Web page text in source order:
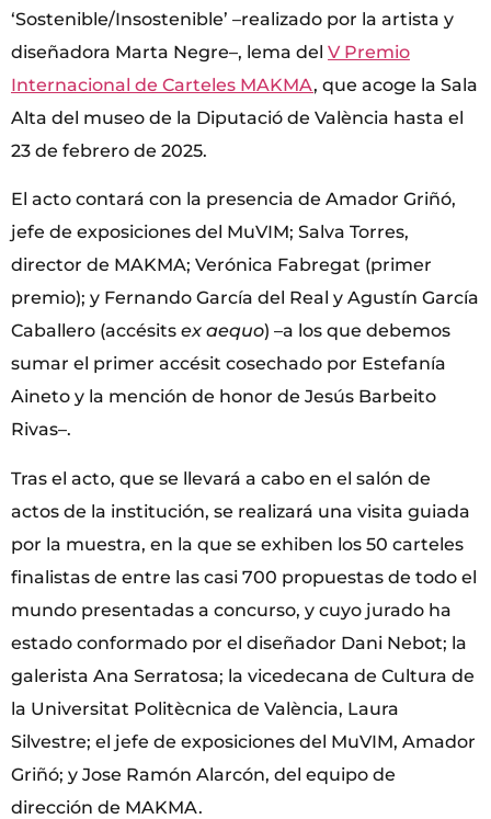
‘Sostenible/Insostenible’ –realizado por la artista y
diseñadora Marta Negre–, lema del V Premio
Internacional de Carteles MAKMA, que acoge la Sala
Alta del museo de la Diputació de València hasta el
23 de febrero de 2025.
El acto contará con la presencia de Amador Griñó,
jefe de exposiciones del MuVIM; Salva Torres,
director de MAKMA; Verónica Fabregat (primer
premio); y Fernando García del Real y Agustín García
Caballero (accésits ex aequo) –a los que debemos
sumar el primer accésit cosechado por Estefanía
Aineto y la mención de honor de Jesús Barbeito
Rivas–.
Tras el acto, que se llevará a cabo en el salón de
actos de la institución, se realizará una visita guiada
por la muestra, en la que se exhiben los 50 carteles
finalistas de entre las casi 700 propuestas de todo el
mundo presentadas a concurso, y cuyo jurado ha
estado conformado por el diseñador Dani Nebot; la
galerista Ana Serratosa; la vicedecana de Cultura de
la Universitat Politècnica de València, Laura
Silvestre; el jefe de exposiciones del MuVIM, Amador
Griñó; y Jose Ramón Alarcón, del equipo de
dirección de MAKMA.